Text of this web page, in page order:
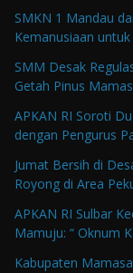
SMKN 1 Mandau
Kemanusiaan
SMM Desak
Getah Pinus
APKAN RI Soroti
dengan Pengurus
Jumat Bersih di
Royong di Area
APKAN RI Sulbar
Mamuju: “ Oknum
Kabupaten